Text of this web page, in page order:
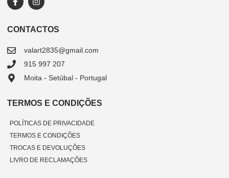
CONTACTOS
valart2835@gmail.com
915 997 207
Moita - Setúbal - Portugal
TERMOS E CONDIÇÕES
POLÍTICAS DE PRIVACIDADE
TERMOS E CONDIÇÕES
TROCAS E DEVOLUÇÕES
LIVRO DE RECLAMAÇÕES